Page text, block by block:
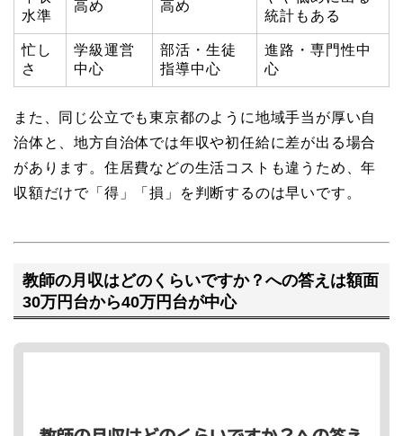
水準
高め 高め
統計もある
忙し
さ
学級運営
中心
部活・生徒
指導中心
進路・専門性中
心
また、同じ公立でも東京都のように地域手当が厚い自
治体と、地方自治体では年収や初任給に差が出る場合
があります。住居費などの生活コストも違うため、年
収額だけで「得」「損」を判断するのは早いです。
教師の月収はどのくらいですか？への答えは額面
30万円台から40万円台が中心